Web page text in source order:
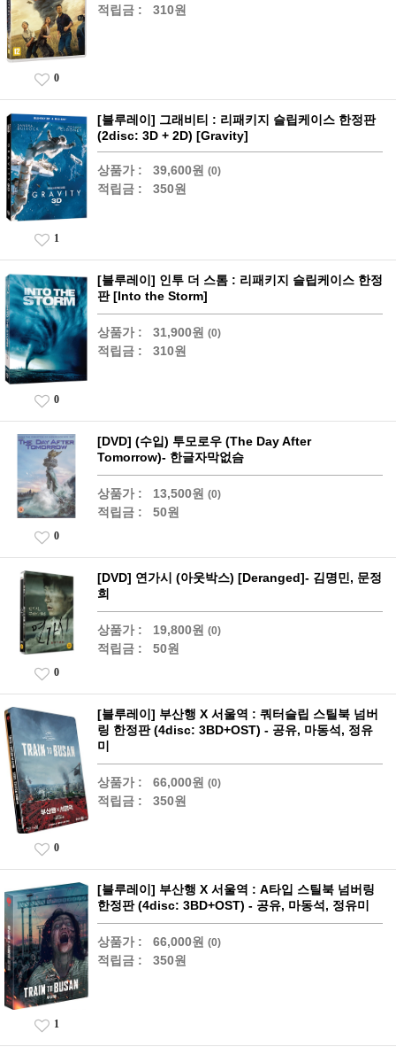
적립금 : 310원
0
[블루레이] 그래비티 : 리패키지 슬립케이스 한정판
(2disc: 3D + 2D) [Gravity]
상품가 : 39,600원 (0)
적립금 : 350원
1
[블루레이] 인투 더 스톰 : 리패키지 슬립케이스 한정
판 [Into the Storm]
상품가 : 31,900원 (0)
적립금 : 310원
0
[DVD] (수입) 투모로우 (The Day After
Tomorrow)- 한글자막없슴
상품가 : 13,500원 (0)
적립금 : 50원
0
[DVD] 연가시 (아웃박스) [Deranged]- 김명민, 문정
희
상품가 : 19,800원 (0)
적립금 : 50원
0
[블루레이] 부산행 X 서울역 : 쿼터슬립 스틸북 넘버
링 한정판 (4disc: 3BD+OST) - 공유, 마동석, 정유
미
상품가 : 66,000원 (0)
적립금 : 350원
0
[블루레이] 부산행 X 서울역 : A타입 스틸북 넘버링
한정판 (4disc: 3BD+OST) - 공유, 마동석, 정유미
상품가 : 66,000원 (0)
적립금 : 350원
1